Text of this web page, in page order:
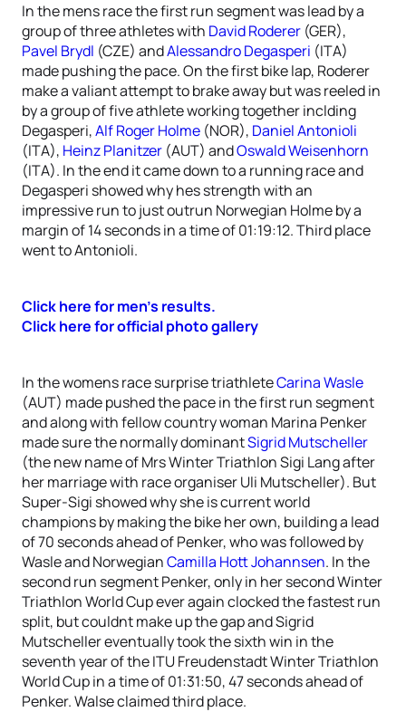
In the mens race the first run segment was lead by a
group of three athletes with David Roderer (GER),
Pavel Brydl (CZE) andAlessandro Degasperi (ITA)
made pushing the pace. On the first bike lap, Roderer
make a valiant attempt to brake away but was reeled in
by a group of five athlete working together inclding
Degasperi,Alf Roger Holme (NOR), Daniel Antonioli
(ITA), Heinz Planitzer (AUT) andOswald Weisenhorn
(ITA). In the end it came down to a running race and
Degasperi showed why hes strength with an
impressive run to just outrun Norwegian Holme by a
margin of 14 seconds in a time of 01:19:12. Third place
went to Antonioli.
Click here for men’s results.
Click here for official photo gallery
In the womens race surprise triathleteCarina Wasle
(AUT) made pushed the pace in the first run segment
and along with fellow country woman Marina Penker
made sure the normally dominantSigrid Mutscheller
(the new name of Mrs Winter Triathlon Sigi Lang after
her marriage with race organiser Uli Mutscheller). But
Super-Sigi showed why she is current world
champions by making the bike her own, building a lead
of 70 seconds ahead of Penker, who was followed by
Wasle and NorwegianCamilla Hott Johannsen. In the
second run segment Penker, only in her second Winter
Triathlon World Cup ever again clocked the fastest run
split, but couldnt make up the gap and Sigrid
Mutscheller eventually took the sixth win in the
seventh year of the ITU Freudenstadt Winter Triathlon
World Cup in a time of 01:31:50, 47 seconds ahead of
Penker. Walse claimed third place.